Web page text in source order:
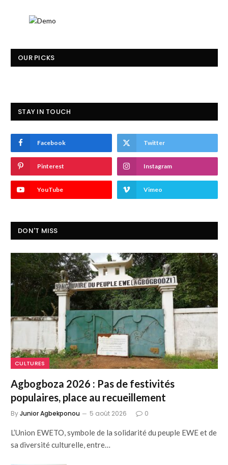
OUR PICKS
STAY IN TOUCH
Facebook Twitter
Pinterest Instagram
YouTube Vimeo
DON'T MISS
CULTURES
Agbogboza 2026 : Pas de festivités
populaires, place au recueillement
ByJunior Agbekponou 5 août 2026 0
L’Union EWETO, symbole de la solidarité du peuple EWE et de
sa diversité culturelle, entre…